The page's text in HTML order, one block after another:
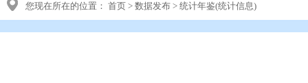
您现在所在的位置： 首页 > 数据发布 > 统计年鉴(统计信息)